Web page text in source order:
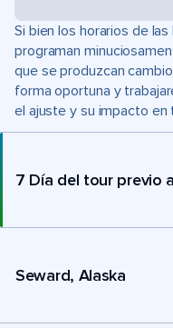
Si bien los horarios de
programan
que se produzcan
forma oportuna y
el ajuste y su impacto en
7 Día del tour previo
Seward, Alaska